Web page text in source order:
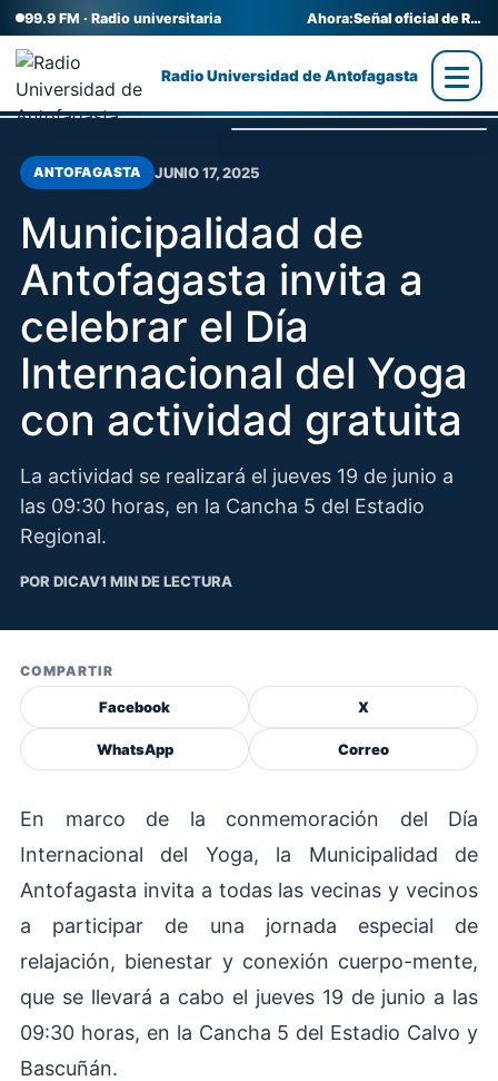
99.9 FM · Radio universitaria Ahora: Señal oficial de Radio UA
Radio Universidad de Antofagasta
ANTOFAGASTA JUNIO 17, 2025
Municipalidad de
Antofagasta invita a
celebrar el Día
Internacional del Yoga
con actividad gratuita
La actividad se realizará el jueves 19 de junio a
las 09:30 horas, en la Cancha 5 del Estadio
Regional.
POR DICAV1 MIN DE LECTURA
COMPARTIR
Facebook X
WhatsApp Correo
En marco de la conmemoración del Día
Internacional del Yoga, la Municipalidad de
Antofagasta invita a todas las vecinas y vecinos
a participar de una jornada especial de
relajación, bienestar y conexión cuerpo-mente,
que se llevará a cabo el jueves 19 de junio a las
09:30 horas, en la Cancha 5 del Estadio Calvo y
Bascuñán.